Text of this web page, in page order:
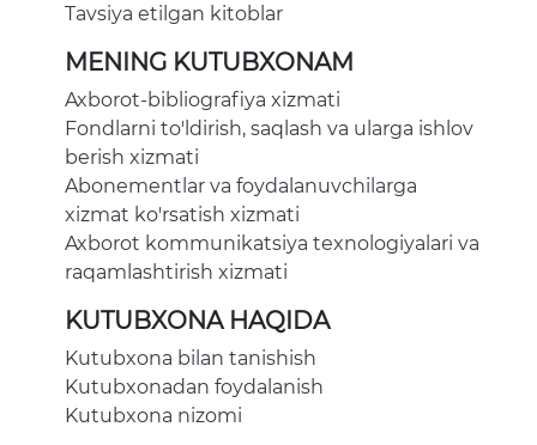
Tavsiya etilgan kitoblar
MENING KUTUBXONAM
Axborot-bibliografiya xizmati
Fondlarni to'ldirish, saqlash va ularga ishlov
berish xizmati
Abonementlar va foydalanuvchilarga
xizmat ko'rsatish xizmati
Axborot kommunikatsiya texnologiyalari va
raqamlashtirish xizmati
KUTUBXONA HAQIDA
Kutubxona bilan tanishish
Kutubxonadan foydalanish
Kutubxona nizomi